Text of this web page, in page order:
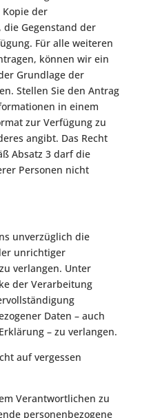
der
die Gegenstand der
Für alle weiteren
können wir ein
Grundlage der
Stellen Sie den Antrag
in einem
zur Verfügung zu
angibt. Das Recht
Absatz 3 darf die
Personen nicht
unverzüglich die
unrichtiger
verlangen. Unter
der Verarbeitung
Daten – auch
– zu verlangen.
auf vergessen
Verantwortlichen zu
personenbezogene